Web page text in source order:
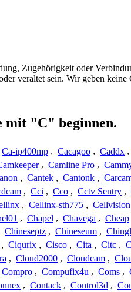
Zugehörigkeit oder
veraltet sein. Wir geben
mit "C" beginnen.
Ca-ip400mp , Cacagoo , Caddx ,
, Camline Pro ,
, Cantek , Cantonk ,
, Cci , Cco , Cctv Sentry ,
, Cellinx-sth775 , Cellvision
, Chapel , Chavega , Cheap
Chineseptz , Chineseum ,
, Ciqurix , Cisco , Cita , Citc ,
, Cloud2000 , Cloudcam ,
Compro , Compufix4u , Coms ,
, Contack , Control3d ,